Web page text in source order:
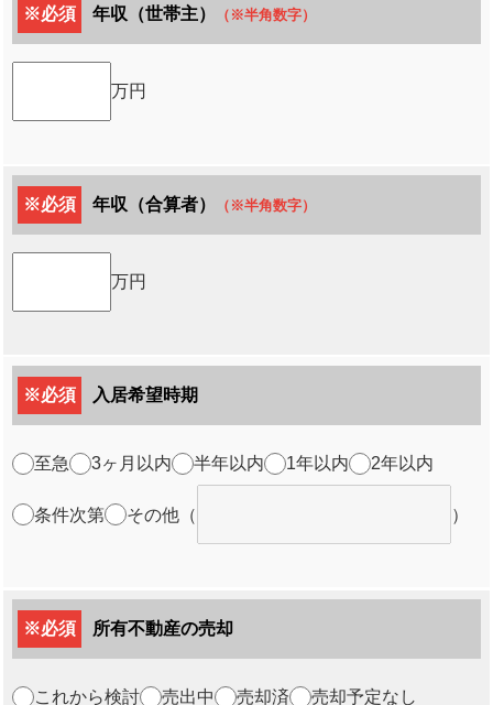
※必須 年収（世帯主） （※半角数字）
万円
※必須 年収（合算者） （※半角数字）
万円
※必須 入居希望時期
至急 3ヶ月以内 半年以内 1年以内 2年以内
条件次第 その他（ ）
※必須 所有不動産の売却
これから検討 売出中 売却済 売却予定なし